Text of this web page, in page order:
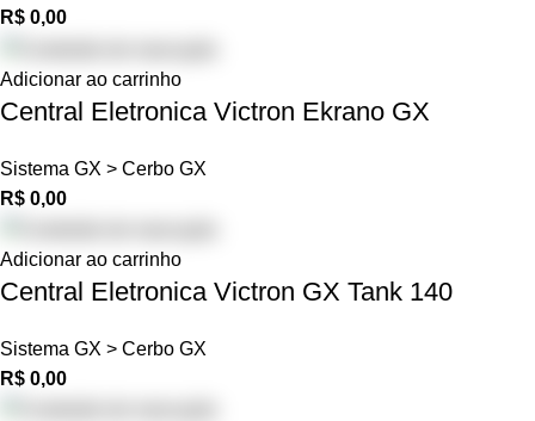
R$ 0,00
Adicionar ao carrinho
Central Eletronica Victron Ekrano GX
Sistema GX > Cerbo GX
R$ 0,00
Adicionar ao carrinho
Central Eletronica Victron GX Tank 140
Sistema GX > Cerbo GX
R$ 0,00